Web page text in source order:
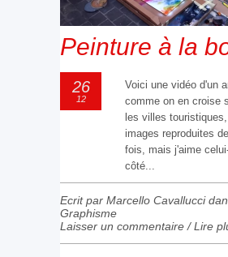
Peinture à la
26
12
Voici une vidéo d'un
comme on en croise
les villes
images reproduites
fois, mais j'aime
côté...
Ecrit par Marcello Cavallucci
Graphisme
Laisser un commentaire /Lire